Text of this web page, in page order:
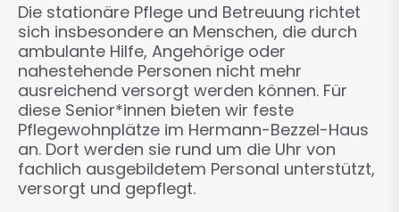
Die stationäre Pflege und Betreuung richtet
sich insbesondere an Menschen, die durch
ambulante Hilfe, Angehörige oder
nahestehende Personen nicht mehr
ausreichend versorgt werden können. Für
diese Senior*innen bieten wir feste
Pflegewohnplätze im Hermann-Bezzel-Haus
an. Dort werden sie rund um die Uhr von
fachlich ausgebildetem Personal unterstützt,
versorgt und gepflegt.